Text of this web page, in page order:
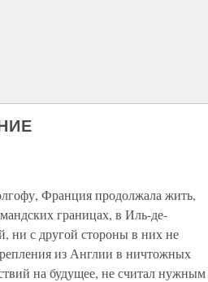
Франция продолжала жить,
границах, в Иль-де-
ни с другой стороны в них не
из Англии в ничтожных
на будущее, не считал нужным